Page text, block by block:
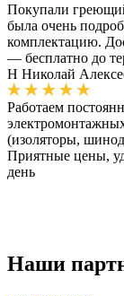
Покупали
была очень
комплектацию.
— бесплатно до
Н Николай
Работаем
(изоляторы,
Приятные цены,
день
Наши